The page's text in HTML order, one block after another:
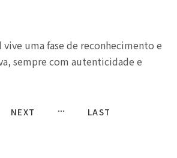
vive uma fase de reconhecimento e
sempre com autenticidade e
NEXT LAST